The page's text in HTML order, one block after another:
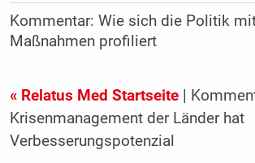
Kommentar: Wie sich die Politik
Maßnahmen profiliert
« Relatus Med Startseite|
Krisenmanagement der Länder hat
Verbesserungspotenzial